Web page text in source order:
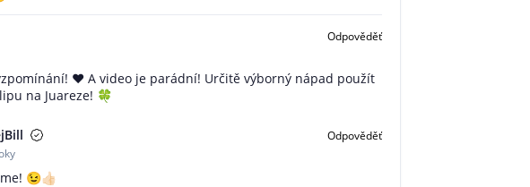
Odpověděť
❤️ A video je parádní! Určitě výborný nápad použít
na Juareze! 🍀
Odpověděť
😉👍🏻